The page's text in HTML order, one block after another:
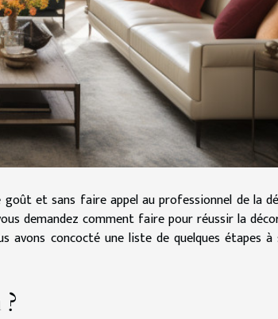
et sans faire appel au professionnel de la
demandez comment faire pour réussir la
avons concocté une liste de quelques étapes